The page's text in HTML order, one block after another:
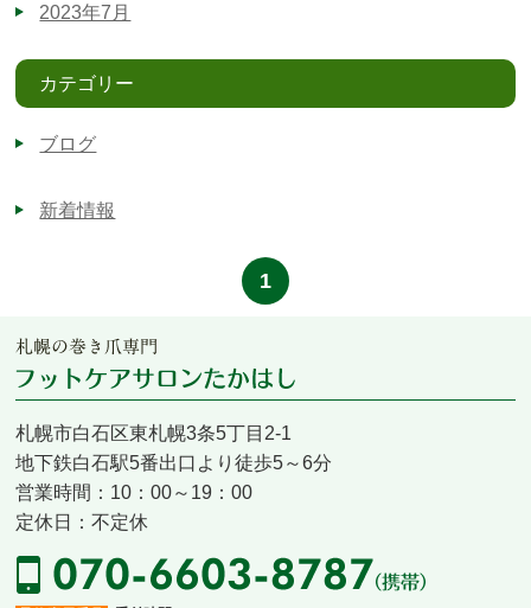
2023年7月
カテゴリー
ブログ
新着情報
1
札幌市白石区東札幌3条5丁目2-1
地下鉄白石駅5番出口より徒歩5～6分
営業時間：10：00～19：00
定休日：不定休